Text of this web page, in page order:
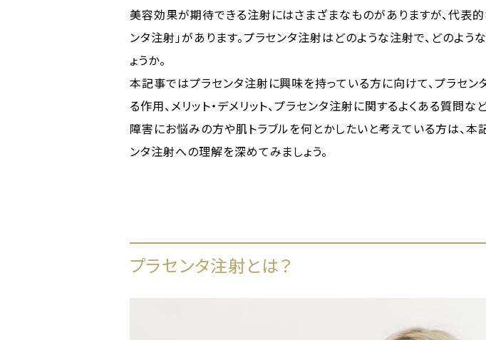
美容効果が期待できる注射にはさまざまなものがありますが、代表的
ンタ注射」があります。プラセンタ注射はどのような注射で、どのよ
ょうか。
本記事ではプラセンタ注射に興味を持っている方に向けて、プラセ
る作用、メリット・デメリット、プラセンタ注射に関するよくある質問な
障害にお悩みの方や肌トラブルを何とかしたいと考えている方は、本
ンタ注射への理解を深めてみましょう。
プラセンタ注射とは？